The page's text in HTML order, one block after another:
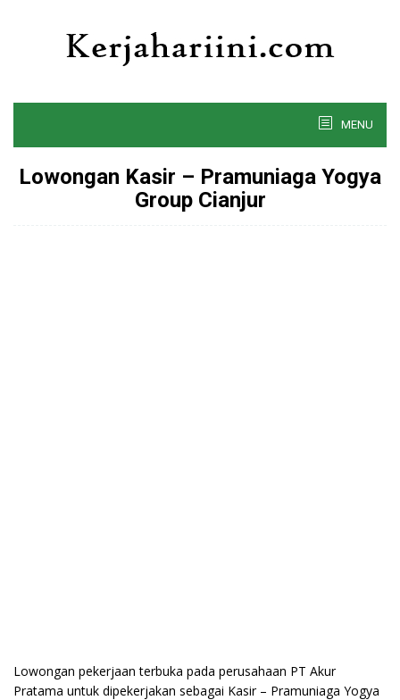
MENU
Lowongan Kasir – Pramuniaga Yogya
Group Cianjur
Lowongan pekerjaan terbuka pada perusahaan PT Akur
Pratama untuk dipekerjakan sebagai Kasir – Pramuniaga Yogya